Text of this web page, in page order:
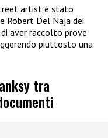
artist è stato
Robert Del Naja dei
aver raccolto prove
piuttosto una
tra